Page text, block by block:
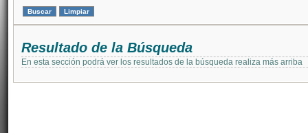
Resultado de la Búsqueda
En esta sección podrá ver los resultados de la búsqueda realiza más arriba